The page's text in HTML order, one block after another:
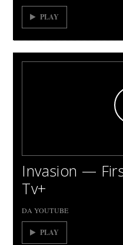
PLAY
Invasion —
Tv+
DA YOUTUBE
PLAY